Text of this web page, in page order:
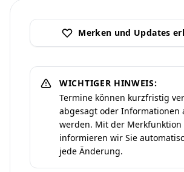
Merken und Updates
WICHTIGER HINWEIS:
Termine können kurzfristig
abgesagt oder Informationen
werden. Mit der Merkfunktion
informieren wir Sie
jede Änderung.